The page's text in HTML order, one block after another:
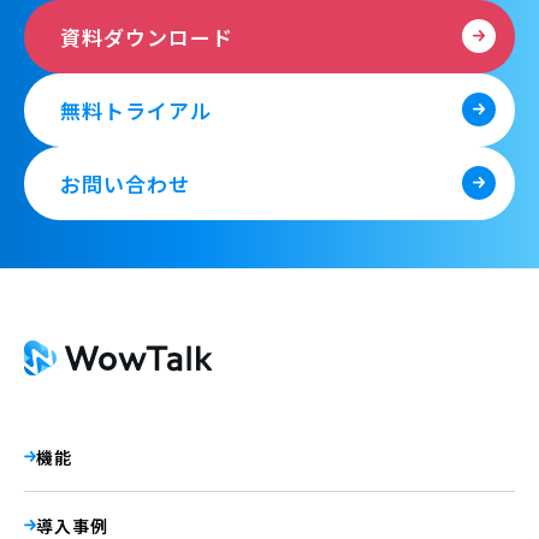
資料ダウンロード
無料トライアル
お問い合わせ
機能
導入事例